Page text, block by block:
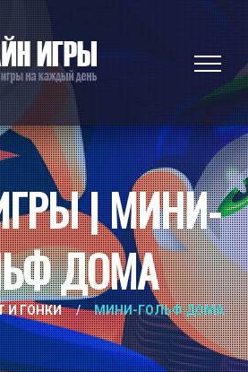
| МИНИ-
ДОМА
И ГОНКИ / МИНИ-ГОЛЬФ ДОМА